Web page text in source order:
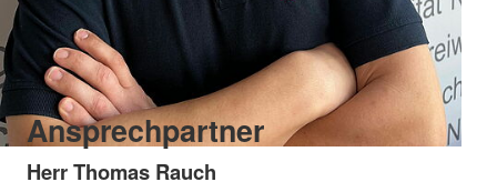
Ansprechpartner
Herr Thomas Rauch